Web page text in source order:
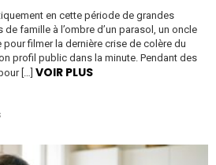
en cette période de grandes
famille à l’ombre d’un parasol, un oncle
filmer la dernière crise de colère du
profil public dans la minute. Pendant des
[…] VOIR PLUS